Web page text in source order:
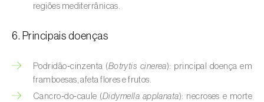
Cafeeiro (Coffea spp.
Cajueiro ( Anacardium occidentale
Cana-de-açúcar (Saccharum spp.
Cânhamo / Canábis (
regiões mediterrânicas.
6. Principais doenças
Podridão‑cinzenta (Botrytis cinerea): principal doença em
framboesas, afeta flores e frutos.
Cancro‑do‑caule (Didymella applanata): necroses e morte